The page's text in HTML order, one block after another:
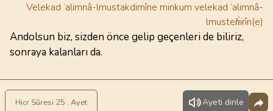
Velekad ‘alimnâ-lmustakdimîne minkum velekad ‘alimnâ-
lmusteḣirîn(e)
Andolsun biz, sizden önce gelip geçenleri de biliriz,
sonraya kalanları da.
Hicr Sûresi 25 . Ayet Ayeti dinle